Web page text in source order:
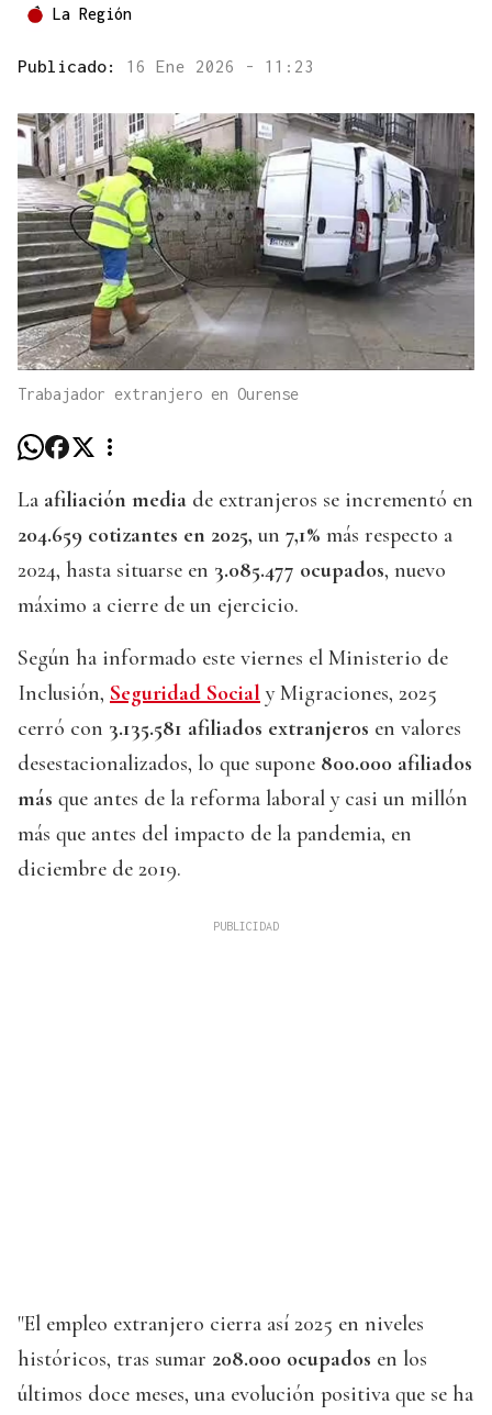
La Región
Publicado: 16 Ene 2026 - 11:23
Trabajador extranjero en Ourense
La afiliación media de extranjeros se incrementó en
204.659 cotizantes en 2025, un 7,1% más respecto a
2024, hasta situarse en 3.085.477 ocupados, nuevo
máximo a cierre de un ejercicio.
Según ha informado este viernes el Ministerio de
Inclusión, Seguridad Social y Migraciones, 2025
cerró con 3.135.581 afiliados extranjeros en valores
desestacionalizados, lo que supone 800.000 afiliados
más que antes de la reforma laboral y casi un millón
más que antes del impacto de la pandemia, en
diciembre de 2019.
"El empleo extranjero cierra así 2025 en niveles
históricos, tras sumar 208.000 ocupados en los
últimos doce meses, una evolución positiva que se ha